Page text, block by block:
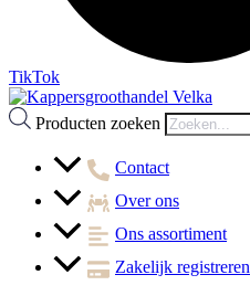
TikTok
Producten zoeken
Contact
Over ons
Ons assortiment
Zakelijk registreren